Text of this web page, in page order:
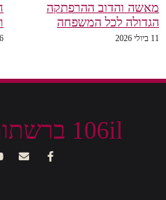
מאשה והדוב ההרפתקה
הגדולה לכל המשפחה
11 ביולי 2026 6 ביולי 2026
106il ברשתות חברתיות